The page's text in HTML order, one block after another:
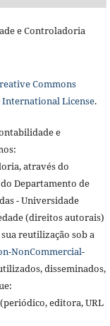
e Controladoria
Commons
License.
e
através do
Departamento de
- Universidade
(direitos autorais)
reutilização sob a
NonCommercial-
disseminados,
editora, URL